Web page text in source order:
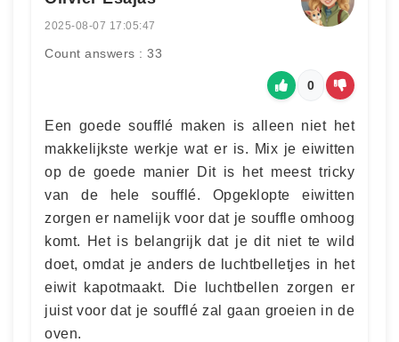
2025-08-07 17:05:47
Count answers : 33
0
Een goede soufflé maken is alleen niet het
makkelijkste werkje wat er is. Mix je eiwitten
op de goede manier Dit is het meest tricky
van de hele soufflé. Opgeklopte eiwitten
zorgen er namelijk voor dat je souffle omhoog
komt. Het is belangrijk dat je dit niet te wild
doet, omdat je anders de luchtbelletjes in het
eiwit kapotmaakt. Die luchtbellen zorgen er
juist voor dat je soufflé zal gaan groeien in de
oven.